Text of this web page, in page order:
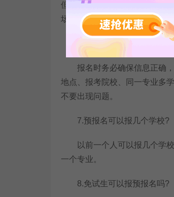
但在正式报名时又修改资料或
场的机会。
6.预报名最容易填写错误的
报名时务必确保信息正确，
地点、报考院校、同一专业多
不要出现问题。
7.预报名可以报几个学校?
以前一个人可以报几个学校
一个专业。
8.免试生可以报预报名吗?